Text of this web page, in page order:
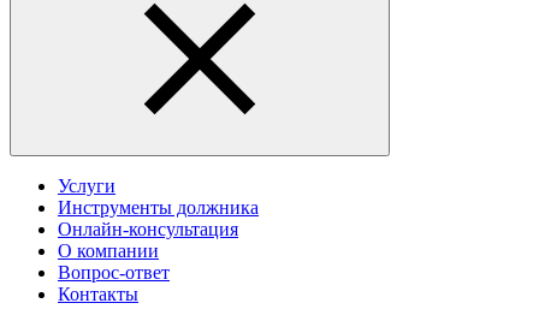
Услуги
Инструменты должника
Онлайн-консультация
О компании
Вопрос-ответ
Контакты